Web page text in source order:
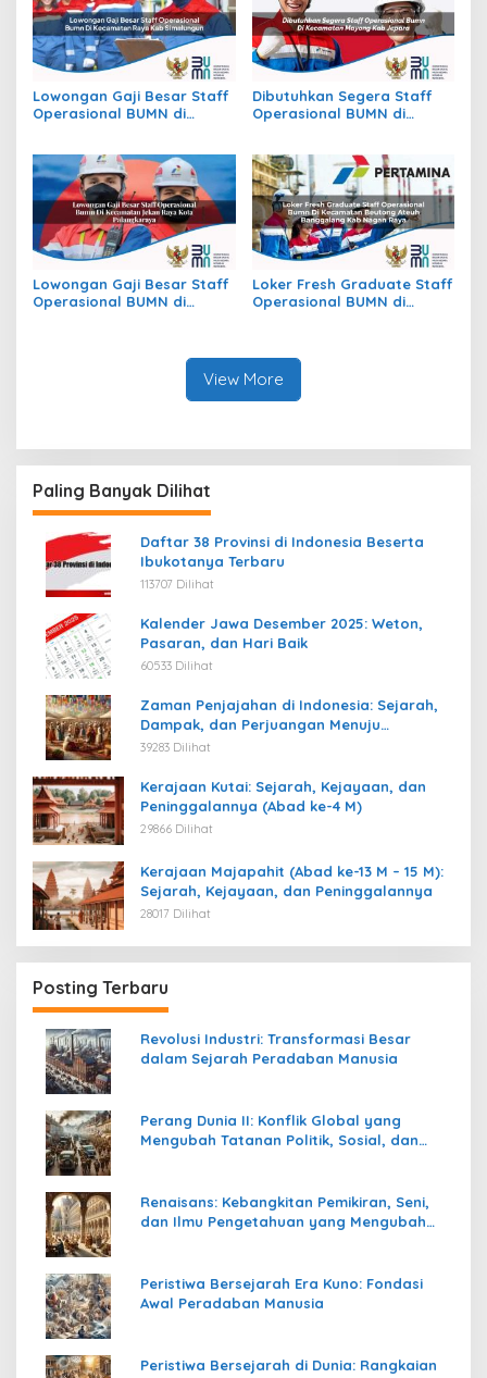
Lowongan Gaji Besar Staff
Operasional BUMN di
Dibutuhkan Segera Staff
Operasional BUMN di
Lowongan Gaji Besar Staff
Operasional BUMN di
Loker Fresh Graduate Staff
Operasional BUMN di
View More
Paling Banyak Dilihat
Daftar 38 Provinsi di Indonesia Beserta
Ibukotanya Terbaru
113707 Dilihat
Kalender Jawa Desember 2025: Weton,
Pasaran, dan Hari Baik
60533 Dilihat
Zaman Penjajahan di Indonesia: Sejarah,
Dampak, dan Perjuangan Menuju
Kemerdekaan
39283 Dilihat
Kerajaan Kutai: Sejarah, Kejayaan, dan
Peninggalannya (Abad ke-4 M)
29866 Dilihat
Kerajaan Majapahit (Abad ke-13 M – 15 M):
Sejarah, Kejayaan, dan Peninggalannya
28017 Dilihat
Posting Terbaru
Revolusi Industri: Transformasi Besar
dalam Sejarah Peradaban Manusia
Perang Dunia II: Konflik Global yang
Mengubah Tatanan Politik, Sosial, dan
Renaisans: Kebangkitan Pemikiran, Seni,
dan Ilmu Pengetahuan yang Mengubah
Peristiwa Bersejarah Era Kuno: Fondasi
Awal Peradaban Manusia
Peristiwa Bersejarah di Dunia: Rangkaian